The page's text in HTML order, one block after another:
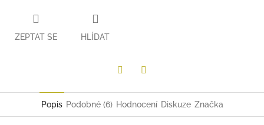
ZEPTAT SE HLÍDAT
Popis Podobné (6) Hodnocení Diskuze Značka